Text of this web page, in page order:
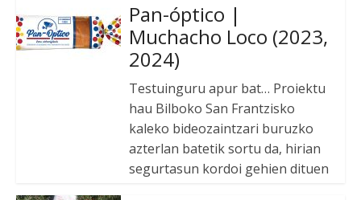
Pan-óptico |
Muchacho Loco (2023,
2024)
Testuinguru apur bat… Proiektu
hau Bilboko San Frantzisko
kaleko bideozaintzari buruzko
azterlan batetik sortu da, hirian
segurtasun kordoi gehien dituen